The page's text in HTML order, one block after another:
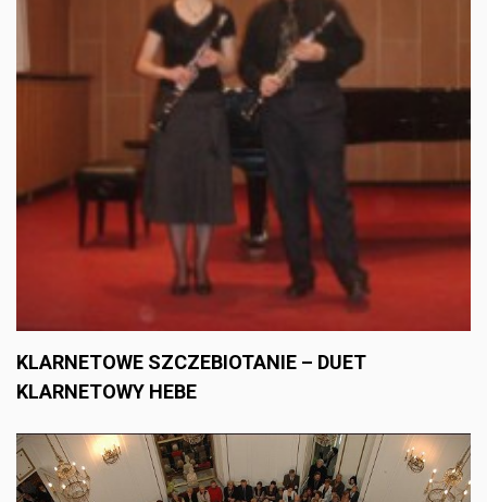
KLARNETOWE SZCZEBIOTANIE – DUET
KLARNETOWY HEBE